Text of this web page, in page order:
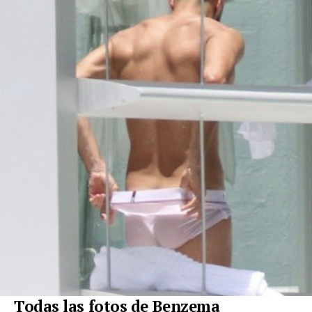
Todas las fotos de Benzema